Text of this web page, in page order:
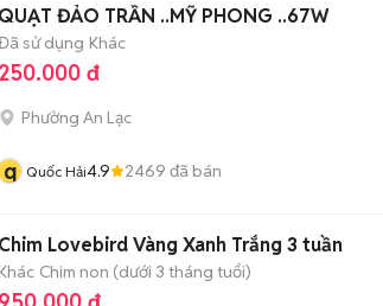
QUẠT ĐẢO TRẦN ..MỸ PHONG ..67W
sử dụng Khác
250.000 đ
Phường An Lạc
q Quốc Hải4.9 2469 đã bán
Chim Lovebird Vàng Xanh Trắng 3 tuần
Khác Chim non (dưới 3 tháng tuổi)